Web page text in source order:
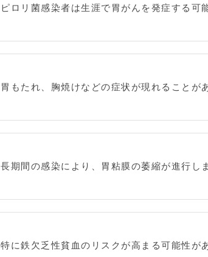
ピロリ菌感染者は生涯で胃がんを発症する可
胃もたれ、胸焼けなどの症状が現れることが
長期間の感染により、胃粘膜の萎縮が進行し
特に鉄欠乏性貧血のリスクが高まる可能性が